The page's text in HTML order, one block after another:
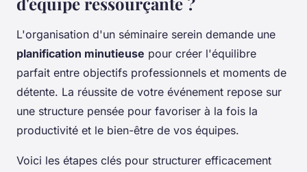
L'organisation d'un séminaire serein demande une
planification minutieuse pour créer l'équilibre
parfait entre objectifs professionnels et moments de
détente. La réussite de votre événement repose sur
une structure pensée pour favoriser à la fois la
productivité et le bien-être de vos équipes.
Voici les étapes clés pour structurer efficacement